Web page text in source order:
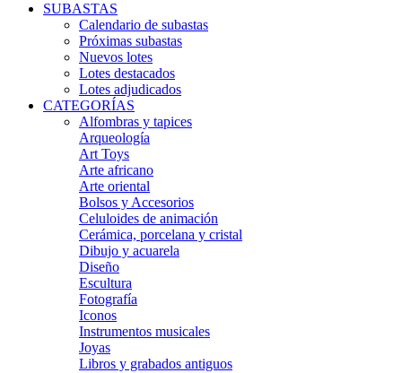
SUBASTAS
Calendario de subastas
Próximas subastas
Nuevos lotes
Lotes destacados
Lotes adjudicados
CATEGORÍAS
Alfombras y tapices
Arqueología
Art Toys
Arte africano
Arte oriental
Bolsos y Accesorios
Celuloides de animación
Cerámica, porcelana y cristal
Dibujo y acuarela
Diseño
Escultura
Fotografía
Iconos
Instrumentos musicales
Joyas
Libros y grabados antiguos